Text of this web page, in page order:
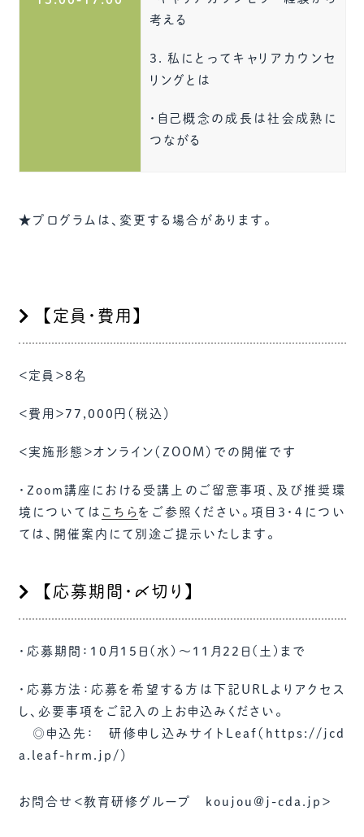
考える
３．私にとってキャリアカウンセ
リングとは
・自己概念の成長は社会成熟に
つながる
★プログラムは、変更する場合があります。
【定員・費用】
＜定員＞8名
＜費用＞77,000円（税込）
＜実施形態＞オンライン（ZOOM）での開催です
・Zoom講座における受講上のご留意事項、及び推奨環
境については こちら をご参照ください。項目３・４につい
ては、開催案内にて別途ご提示いたします。
【応募期間・〆切り】
・応募期間：10月15日(水)～11月22日(土)まで
・応募方法：応募を希望する方は下記URLよりアクセス
し、必要事項をご記入の上お申込みください。
◎申込先： 研修申し込みサイトLeaf（https://jcd
a.leaf-hrm.jp/）
お問合せ＜教育研修グループ koujou@j-cda.jp＞